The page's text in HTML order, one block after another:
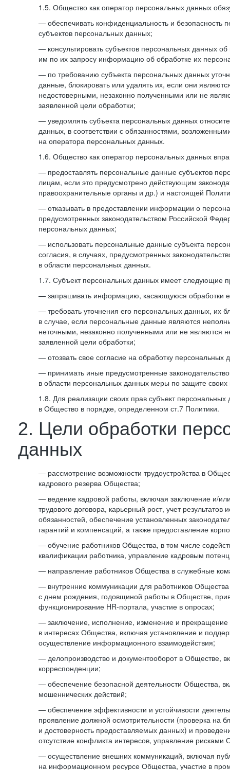
1.5. Общество как оператор персональных данных
— обеспечивать конфиденциальность и безопасность
субъектов персональных данных;
— консультировать субъектов персональных данных об
им по их запросу информацию об обработке их
— по требованию субъекта персональных данных
данные, блокировать или удалять их, если они
недостоверными, незаконно полученными или не
заявленной цели обработки;
— уведомлять субъекта персональных данных
данных, в соответствии с обязанностями,
на оператора персональных данных.
1.6. Общество как оператор персональных данных
— предоставлять персональные данные субъектов
лицам, если это предусмотрено действующим
правоохранительные органы и др.) и настоящей
— отказывать в предоставлении информации о
предусмотренных законодательством Российской
персональных данных;
— использовать персональные данные субъекта
согласия, в случаях, предусмотренных
в области персональных данных.
1.7. Субъект персональных данных имеет следующие
— запрашивать информацию, касающуюся обработки
— требовать уточнения его персональных данных, их
в случае, если персональные данные являются
неточными, незаконно полученными или не являются
заявленной цели обработки;
— отозвать свое согласие на обработку персональных
— принимать иные предусмотренные
в области персональных данных меры по защите своих
1.8. Для реализации своих прав субъект
в Общество в порядке, определенном ст.7 Политики.
2. Цели обработки
данных
— рассмотрение возможности трудоустройства в
кадрового резерва Общества;
— ведение кадровой работы, включая заключение и/
трудового договора, карьерный рост, учет
обязанностей, обеспечение установленных
гарантий и компенсаций, а также предоставление
— обучение работников Общества, в том числе
квалификации работника, управление кадровым
— направление работников Общества в служебные
— внутренние коммуникации для работников
с днем рождения, годовщиной работы в Обществе,
функционирование HR-портала, участие в опросах;
— заключение, исполнение, изменение и прекращение
в интересах Общества, включая установление и
осуществление информационного взаимодействия;
— делопроизводство и документооборот в Обществе,
корреспонденции;
— обеспечение безопасной деятельности Общества,
мошеннических действий;
— обеспечение эффективности и устойчивости
проявление должной осмотрительности (проверка на
и достоверность предоставляемых данных) и
отсутствие конфликта интересов, управление рисками
— осуществление внешних коммуникаций, включая
на информационном ресурсе Общества, участие в